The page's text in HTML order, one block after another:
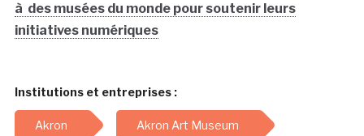
à des musées du monde pour soutenir leurs
initiatives numériques
Institutions et entreprises :
Akron Akron Art Museum